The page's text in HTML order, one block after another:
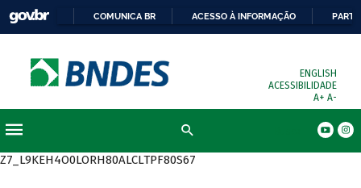
COMUNICA BR ACESSO À INFORMAÇÃO
ENGLISH
ACESSIBILIDADE
A+ A-
Z7_L9KEH4O0LORH80ALCLTPF80S67